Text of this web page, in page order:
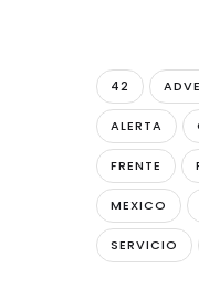
42
ALERTA
FRENTE
MEXICO
SERVICIO